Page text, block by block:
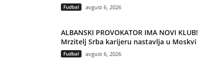
Fudbal avgust 6, 2026
ALBANSKI PROVOKATOR IMA NOVI KLUB!
Mrzitelj Srba karijeru nastavlja u Moskvi
Fudbal avgust 6, 2026